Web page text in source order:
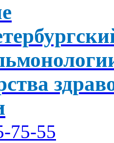
75-55